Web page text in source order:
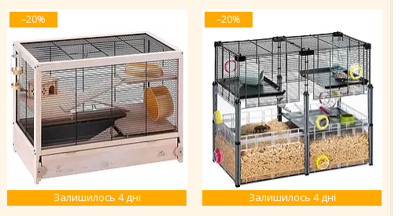
–20%
Залишилось 4 дні
–20%
Залишилось 4 дні